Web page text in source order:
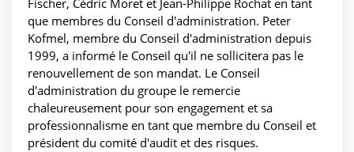
Fischer, Cédric Moret et Jean-Philippe Rochat en tant
que membres du Conseil d'administration. Peter
Kofmel, membre du Conseil d'administration depuis
1999, a informé le Conseil qu'il ne sollicitera pas le
renouvellement de son mandat. Le Conseil
d'administration du groupe le remercie
chaleureusement pour son engagement et sa
professionnalisme en tant que membre du Conseil et
président du comité d'audit et des risques.